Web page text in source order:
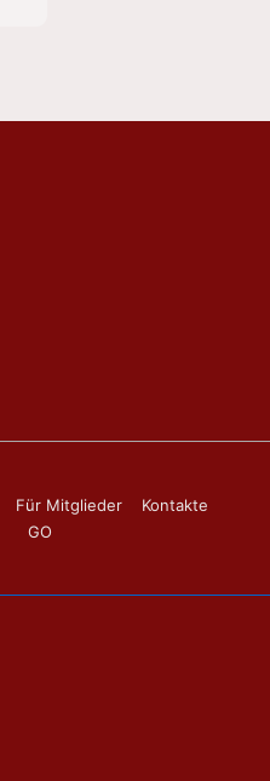
Für Mitglieder
Kontakte
GO